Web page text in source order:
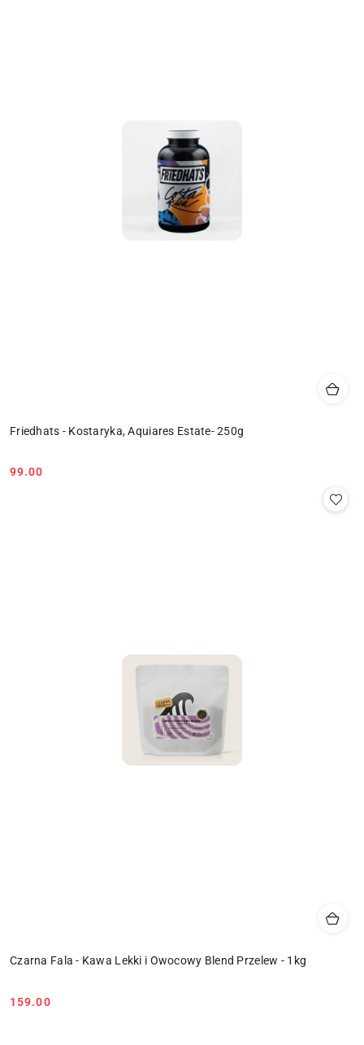
Friedhats - Kostaryka, Aquiares Estate- 250g
Cena:
99.00
Czarna Fala - Kawa Lekki i Owocowy Blend Przelew - 1kg
Cena:
159.00